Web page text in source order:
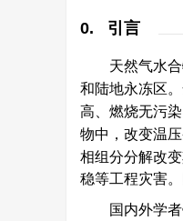
0. 引言
天然气水
和陆地永冻区
高、燃烧无污
物中，改变温
相组分分解改
稳等工程灾害
国内外学